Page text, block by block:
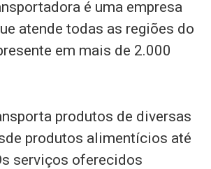
é uma empresa
atende todas as regiões do
em mais de 2.000
produtos de diversas
produtos alimentícios até
serviços oferecidos